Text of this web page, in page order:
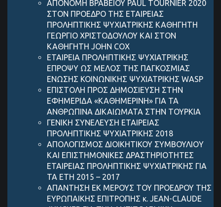
ΑΠΟΝΟΜΗ ΒΡΑΒΕΙΟΥ PAUL TOURNIER 2020
ΣΤΟΝ ΠΡΟΕΔΡΟ ΤΗΣ ΕΤΑΙΡΕΙΑΣ
ΠΡΟΛΗΠΤΙΚΗΣ ΨΥΧΙΑΤΡΙΚΗΣ ΚΑΘΗΓΗΤΗ
ΓΕΩΡΓΙΟ ΧΡΙΣΤΟΔΟΥΛΟΥ ΚΑΙ ΣΤΟΝ
ΚΑΘΗΓΗΤΗ JOHN COX
ΕΤΑΙΡΕΙΑ ΠΡΟΛΗΠΤΙΚΗΣ ΨΥΧΙΑΤΡΙΚΗΣ
ΕΠΡΟΨΥ ΩΣ ΜΕΛΟΣ ΤΗΣ ΠΑΓΚΟΣΜΙΑΣ
ΕΝΩΣΗΣ ΚΟΙΝΩΝΙΚΗΣ ΨΥΧΙΑΤΡΙΚΗΣ WASP
ΕΠΙΣΤΟΛΗ ΠΡΟΣ ΔΗΜΟΣΙΕΥΣΗ ΣΤΗΝ
ΕΦΗΜΕΡΙΔΑ «ΚΑΘΗΜΕΡΙΝΗ» ΓΙΑ ΤΑ
ΑΝΘΡΩΠΙΝΑ ΔΙΚΑΙΩΜΑΤΑ ΣΤΗΝ ΤΟΥΡΚΙΑ
ΓΕΝΙΚΗ ΣΥΝΕΛΕΥΣΗ ΕΤΑΙΡΕΙΑΣ
ΠΡΟΛΗΠΤΙΚΗΣ ΨΥΧΙΑΤΡΙΚΗΣ 2018
ΑΠΟΛΟΓΙΣΜΟΣ ΔΙΟΙΚΗΤΙΚΟΥ ΣΥΜΒΟΥΛΙΟY
KAI ΕΠΙΣΤΗΜΟΝΙΚΕΣ ΔΡΑΣΤΗΡΙΟΤΗΤΕΣ
ΕΤΑΙΡΕΙΑΣ ΠΡΟΛΗΠΤΙΚΗΣ ΨΥΧΙΑΤΡΙΚΗΣ ΓΙΑ
ΤΑ ΕΤΗ 2015 – 2017
ΑΠΑΝΤΗΣΗ ΕΚ ΜΕΡΟΥΣ ΤΟΥ ΠΡΟΕΔΡΟΥ ΤΗΣ
ΕΥΡΩΠΑΙΚΗΣ ΕΠΙΤΡΟΠΗΣ κ. JEAN-CLAUDE